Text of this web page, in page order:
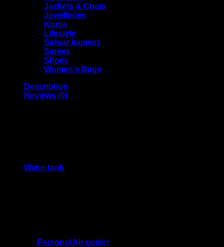
Jackets & Coats
Jewelleries
Kurtis
Lifestyle
Salwar kameez
Sarees
Shoes
Women's Bags
Description
Reviews (0)
Water tank
Personal Air cooler